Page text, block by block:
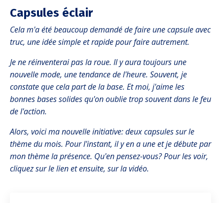
Capsules éclair
Cela m'a été beaucoup demandé de faire une capsule avec
truc, une idée simple et rapide pour faire autrement.
Je ne réinventerai pas la roue. Il y aura toujours une
nouvelle mode, une tendance de l'heure. Souvent, je
constate que cela part de la base. Et moi, j'aime les
bonnes bases solides qu'on oublie trop souvent dans le feu
de l'action.
Alors, voici ma nouvelle initiative: deux capsules sur le
thème du mois. Pour l'instant, il y en a une et je débute par
mon thème la présence. Qu'en pensez-vous? Pour les voir,
cliquez sur le lien et ensuite, sur la vidéo.